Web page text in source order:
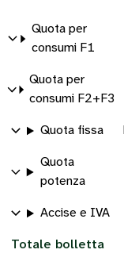
Quota per
consumi F1
Quota per
consumi F2+F3
Quota fissa
Quota
potenza
Accise e IVA
Totale bolletta